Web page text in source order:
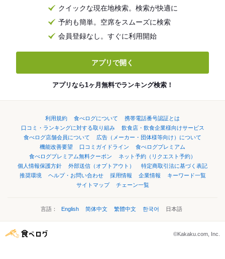
クイックな現在地検索。検索が快適に
予約も簡単。空席をスムーズに検索
会員登録なし。すぐに利用開始
アプリで開く
アプリなら1ヶ月無料でランキング検索！
利用規約 食べログについて
携帯電話番号認証とは
口コミ・ランキングに対する取り組み
飲食店・飲食企業様向けサービス
食べログ店舗会員について
広告（メーカー・団体様等向け）について
機能改善要望
口コミガイドライン
食べログプレミアム
食べログプレミアム無料クーポン
ネット予約（リクエスト予約）
個人情報保護方針
外部送信（オプトアウト）
特定商取引法に基づく表記
推奨環境
ヘルプ・お問い合わせ 採用情報 企業情報
キーワード一覧
サイトマップ
チェーン一覧
言語： English 简体中文 繁體中文 한국어 日本語
©Kakaku.com, Inc.